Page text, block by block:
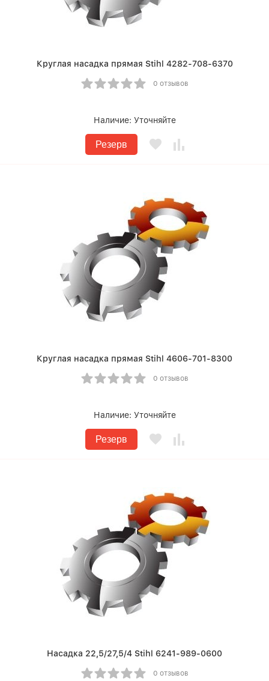
Круглая насадка прямая Stihl 4282-708-6370
0 отзывов
Наличие: Уточняйте
Резерв
Круглая насадка прямая Stihl 4606-701-8300
0 отзывов
Наличие: Уточняйте
Резерв
Насадка 22,5/27,5/4 Stihl 6241-989-0600
0 отзывов